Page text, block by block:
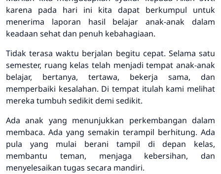
karena pada hari ini kita dapat berkumpul untuk
menerima laporan hasil belajar anak-anak dalam
keadaan sehat dan penuh kebahagiaan.
Tidak terasa waktu berjalan begitu cepat. Selama satu
semester, ruang kelas telah menjadi tempat anak-anak
belajar, bertanya, tertawa, bekerja sama, dan
memperbaiki kesalahan. Di tempat itulah kami melihat
mereka tumbuh sedikit demi sedikit.
Ada anak yang menunjukkan perkembangan dalam
membaca. Ada yang semakin terampil berhitung. Ada
pula yang mulai berani tampil di depan kelas,
membantu teman, menjaga kebersihan, dan
menyelesaikan tugas secara mandiri.